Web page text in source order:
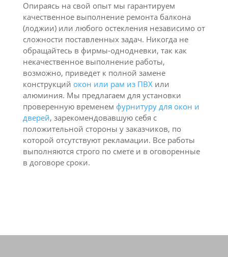
Опираясь на свой опыт мы гарантируем
качественное выполнение ремонта балкона
(лоджии) или любого остекления независимо от
сложности поставленных задач. Никогда не
обращайтесь в фирмы-однодневки, так как
некачественное выполнение работы,
возможно, приведет к полной замене
конструкций окон или рам из ПВХили
алюминия. Мы предлагаем для установки
проверенную временем фурнитуру для окон и
дверей, зарекомендовавшую себя с
положительной стороны у заказчиков, по
которой отсутствуют рекламации. Все работы
выполняются строго по смете и в оговоренные
в договоре сроки.